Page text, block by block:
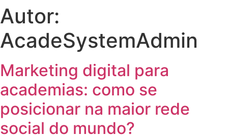
Autor:
AcadeSystemAdmin
Marketing digital para
academias: como se
posicionar na maior rede
social do mundo?